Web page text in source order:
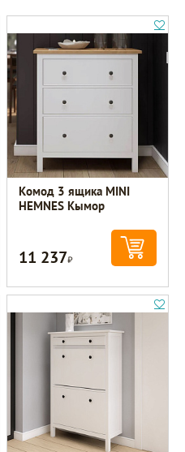
Комод 3 ящика MINI
HEMNES Кымор
11 237Р